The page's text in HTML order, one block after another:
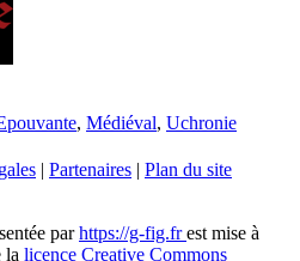
, Médiéval, Uchronie
| Partenaires | Plan du site
parhttps://g-fig.frest mise à
la licence Creative Commons